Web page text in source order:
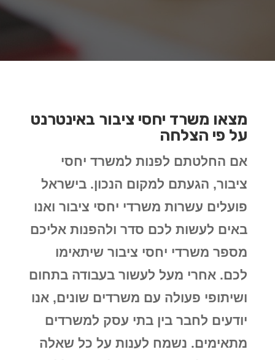
מצאו משרד יחסי ציבור באינטרנט
על פי הצלחה
אם החלטתם לפנות למשרד יחסי
ציבור, הגעתם למקום הנכון. בישראל
פועלים עשרות משרדי יחסי ציבור ואנו
באים לעשות לכם סדר ולהפנות אליכם
מספר משרדי יחסי ציבור שיתאימו
לכם. אחרי מעל לעשור בעבודה בתחום
ושיתופי פעולה עם משרדים שונים, אנו
יודעים לחבר בין בתי עסק למשרדים
מתאימים. נשמח לענות על כל שאלה